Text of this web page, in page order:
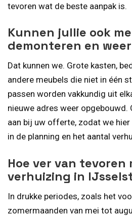
tevoren wat de beste aanpak is.
Kunnen jullie ook
demonteren en
Dat kunnen we. Grote kasten,
andere meubels die niet in één
passen worden vakkundig uit
nieuwe adres weer opgebouwd.
aan bij uw offerte, zodat we hier
in de planning en het aantal
Hoe ver van tevoren
verhuizing in
In drukke periodes, zoals het
zomermaanden van mei tot